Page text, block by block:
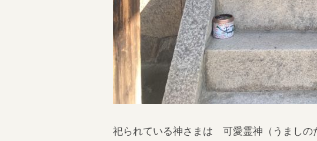
祀られている神さまは 可愛霊神（うましの